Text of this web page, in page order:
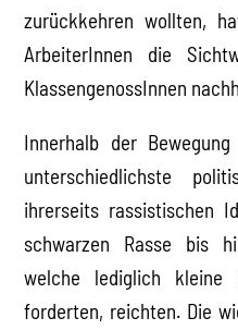
zurückkehren wollten,
ArbeiterInnen die
KlassengenossInnen
Innerhalb der
unterschiedlichste
ihrerseits rassistischen
schwarzen Rasse bis
welche lediglich kleine
forderten, reichten. Die